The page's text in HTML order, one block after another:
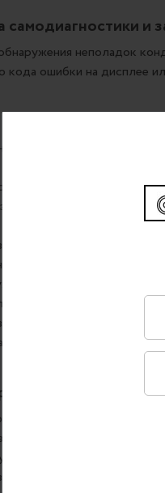
самодиагностики и
неполадок
кода ошибки на дисплее
шума
разработанный
обеспечивают
с учетом:
крыльчатки
низкошумных
аэродинамического
через теплообменник
жалюзи.
позволили снизить
в режиме низкого
работа на
сплит-системы HEAVY
стабильную работу в
воздуха до -15 °C, что
в российских